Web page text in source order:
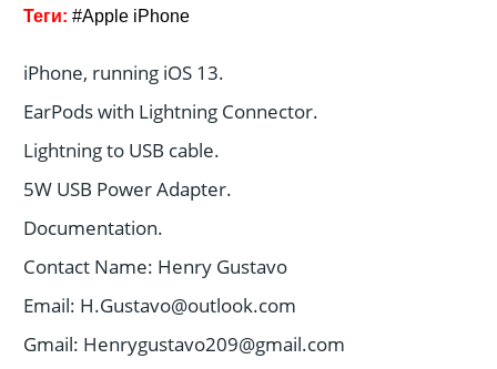
Apple iPhone
iPhone, running iOS 13.
EarPods with Lightning Connector.
Lightning to USB cable.
5W USB Power Adapter.
Documentation.
Contact Name: Henry Gustavo
Email: H.Gustavo@outlook.com
Gmail: Henrygustavo209@gmail.com